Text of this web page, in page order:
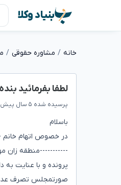
بنیاد وکلا
خانه مشاوره حقوقی
لطفا بفرمائید
پرسیده شده ۵ سال پیش
باسلام
-----------منطقه زان
پرونده و با عنایت به دلایل حاصله بدین
صورتمجلس تصرف عدوانی وتخریب اراضی ملی ۳. بریده نقشه و